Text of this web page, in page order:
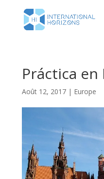
Práctica en
Août 12, 2017| Europe